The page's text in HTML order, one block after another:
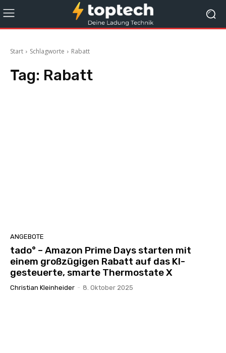
Start Schlagworte Rabatt
Tag: Rabatt
ANGEBOTE
tado° – Amazon Prime Days starten mit
einem großzügigen Rabatt auf das KI-
gesteuerte, smarte Thermostate X
Christian Kleinheider - 8. Oktober 2025